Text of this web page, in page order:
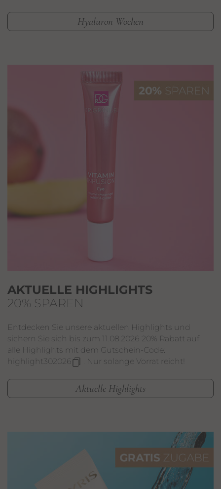
Hyaluron Wochen
AKTUELLE HIGHLIGHTS
20% SPAREN
Entdecken Sie unsere aktuellen Highlights und
sichern Sie sich bis zum 11.08.2026 20% Rabatt auf
alle Highlights mit dem Gutschein-Code:
highlight302026
. Nur solange Vorrat reicht!
Aktuelle Highlights